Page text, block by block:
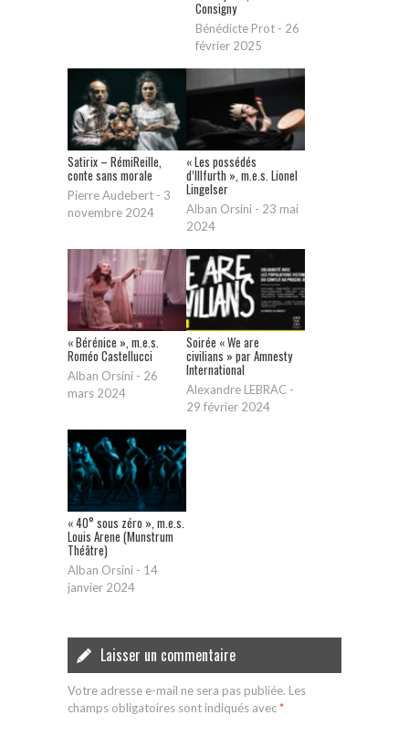
Consigny
Bénédicte Prot - 26
février 2025
Satirix – RémiReille,
conte sans morale
Pierre Audebert - 3
novembre 2024
« Les possédés
d’Illfurth », m.e.s. Lionel
Lingelser
Alban Orsini - 23 mai
2024
« Bérénice », m.e.s.
Roméo Castellucci
Alban Orsini - 26
mars 2024
Soirée « We are
civilians » par Amnesty
International
Alexandre LEBRAC -
29 février 2024
« 40° sous zéro », m.e.s.
Louis Arene (Munstrum
Théâtre)
Alban Orsini - 14
janvier 2024
Laisser un commentaire
Votre adresse e-mail ne sera pas publiée. Les
champs obligatoires sont indiqués avec*